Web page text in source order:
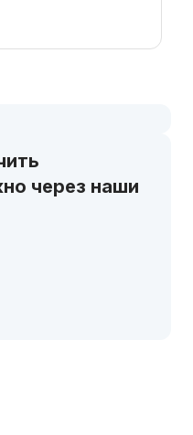
через наши